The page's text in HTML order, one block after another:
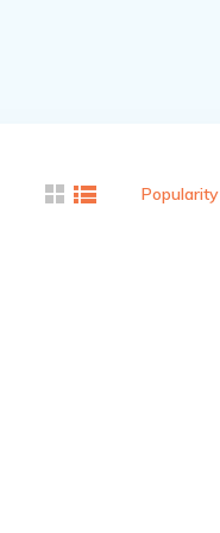
Popularity